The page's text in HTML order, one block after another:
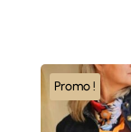
Promo !